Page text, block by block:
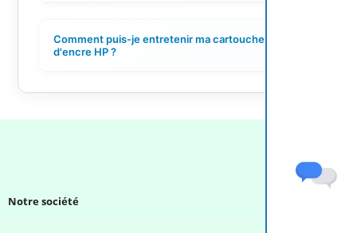
Comment puis-je entretenir ma cartouche
d'encre HP ?
Notre société